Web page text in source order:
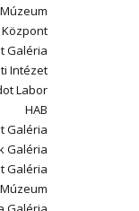
Galéria
Intézet
Labor
HAB
Galéria
Galéria
Galéria